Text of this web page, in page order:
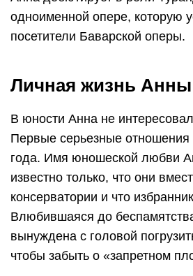
одноименной опере, которую
посетители Баварской оперы.
Личная жизнь Анны
В юности Анна не
Первые серьезные отношения
года. Имя юношеской любви
известно только, что они
консерватории и что
Влюбившаяся до
вынуждена с головой
чтобы забыть о «запретном